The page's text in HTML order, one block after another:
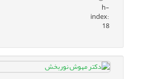
h-
index:
18